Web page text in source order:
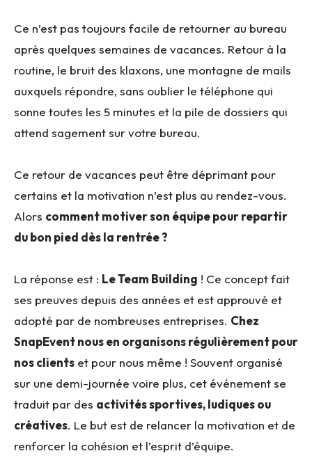
Ce n’est pas toujours facile de retourner au bureau
après quelques semaines de vacances. Retour à la
routine, le bruit des klaxons, une montagne de mails
auxquels répondre, sans oublier le téléphone qui
sonne toutes les 5 minutes et la pile de dossiers qui
attend sagement sur votre bureau.
Ce retour de vacances peut être déprimant pour
certains et la motivation n’est plus au rendez-vous.
Alors comment motiver son équipe pour repartir
du bon pied dès la rentrée ?
La réponse est : Le Team Building ! Ce concept fait
ses preuves depuis des années et est approuvé et
adopté par de nombreuses entreprises. Chez
SnapEvent nous en organisons régulièrement pour
nos clients et pour nous même ! Souvent organisé
sur une demi-journée voire plus, cet événement se
traduit par des activités sportives, ludiques ou
créatives. Le but est de relancer la motivation et de
renforcer la cohésion et l’esprit d’équipe.